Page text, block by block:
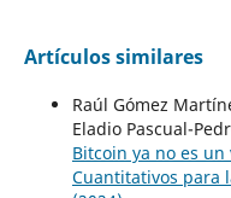
Artículos similares
Raúl Gómez
Eladio Pascual-
Bitcoin ya no es
Cuantitativos para